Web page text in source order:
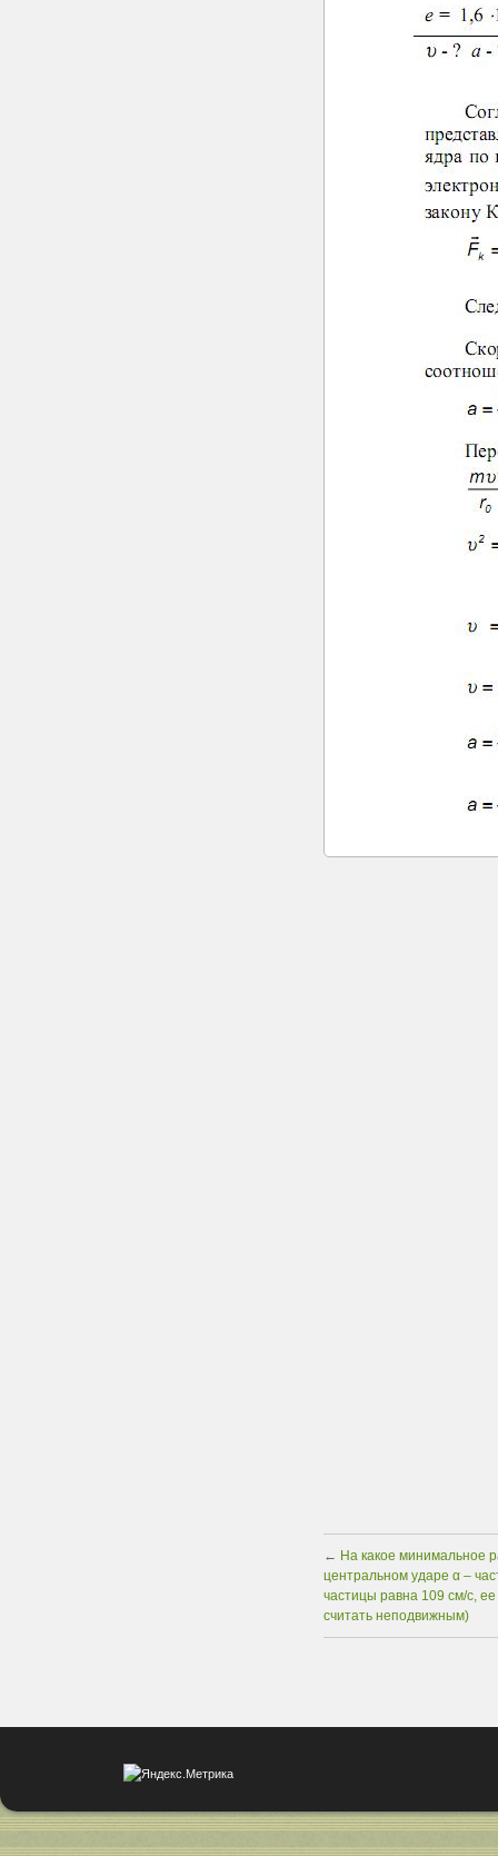
← На какое минимальное
центральном ударе α –
частицы равна 109 см/с,
считать неподвижным)